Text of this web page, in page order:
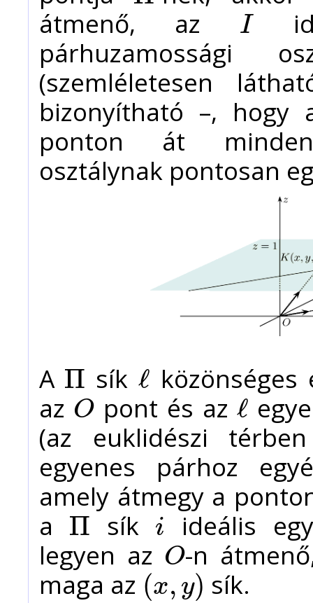
átmenő, az
I
I
párhuzamossági
(szemléletesen
bizonyítható –, hogy
ponton át
osztálynak pontosan
A Π
Π síkℓ
ℓ
az O
O pont és azℓ
ℓ
(az euklidészi
egyenes párhoz
amely átmegy a
a Π
Π sík i
i
ideális
legyen az O
O
-n
maga az (x, y)
(x ,y) sík.